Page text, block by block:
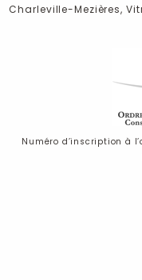
Charleville-Mezières,
Numéro d’inscription à